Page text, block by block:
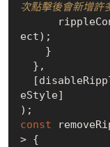
次點擊後會新增
ect);
eStyle]
const
> {